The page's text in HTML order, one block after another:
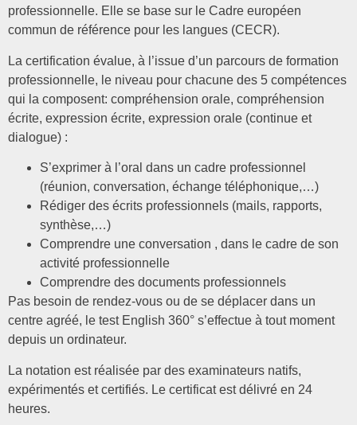
professionnelle. Elle se base sur le Cadre européen
commun de référence pour les langues (CECR).
La certification évalue, à l’issue d’un parcours de formation
professionnelle, le niveau pour chacune des 5 compétences
qui la composent: compréhension orale, compréhension
écrite, expression écrite, expression orale (continue et
dialogue) :
S’exprimer à l’oral dans un cadre professionnel
(réunion, conversation, échange téléphonique,…)
Rédiger des écrits professionnels (mails, rapports,
synthèse,…)
Comprendre une conversation , dans le cadre de son
activité professionnelle
Comprendre des documents professionnels
Pas besoin de rendez-vous ou de se déplacer dans un
centre agréé, le test English 360° s’effectue à tout moment
depuis un ordinateur.
La notation est réalisée par des examinateurs natifs,
expérimentés et certifiés. Le certificat est délivré en 24
heures.